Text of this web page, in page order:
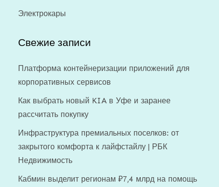
Электрокары
Свежие записи
Платформа контейнеризации приложений для
корпоративных сервисов
Как выбрать новый KIA в Уфе и заранее
рассчитать покупку
Инфраструктура премиальных поселков: от
закрытого комфорта к лайфстайлу | РБК
Недвижимость
Кабмин выделит регионам ₽7,4 млрд на помощь